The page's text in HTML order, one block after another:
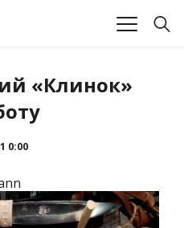
«Клинок»
0:00